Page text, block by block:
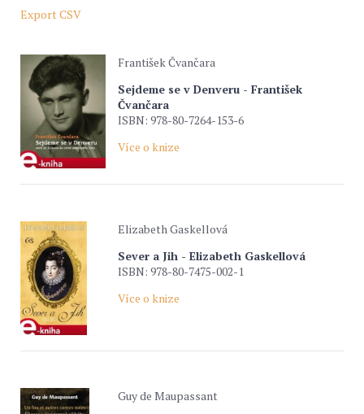
Export CSV
František Čvančara
Sejdeme se v Denveru - František
Čvančara
ISBN: 978-80-7264-153-6
Více o knize
Elizabeth Gaskellová
Sever a Jih - Elizabeth Gaskellová
ISBN: 978-80-7475-002-1
Více o knize
Guy de Maupassant